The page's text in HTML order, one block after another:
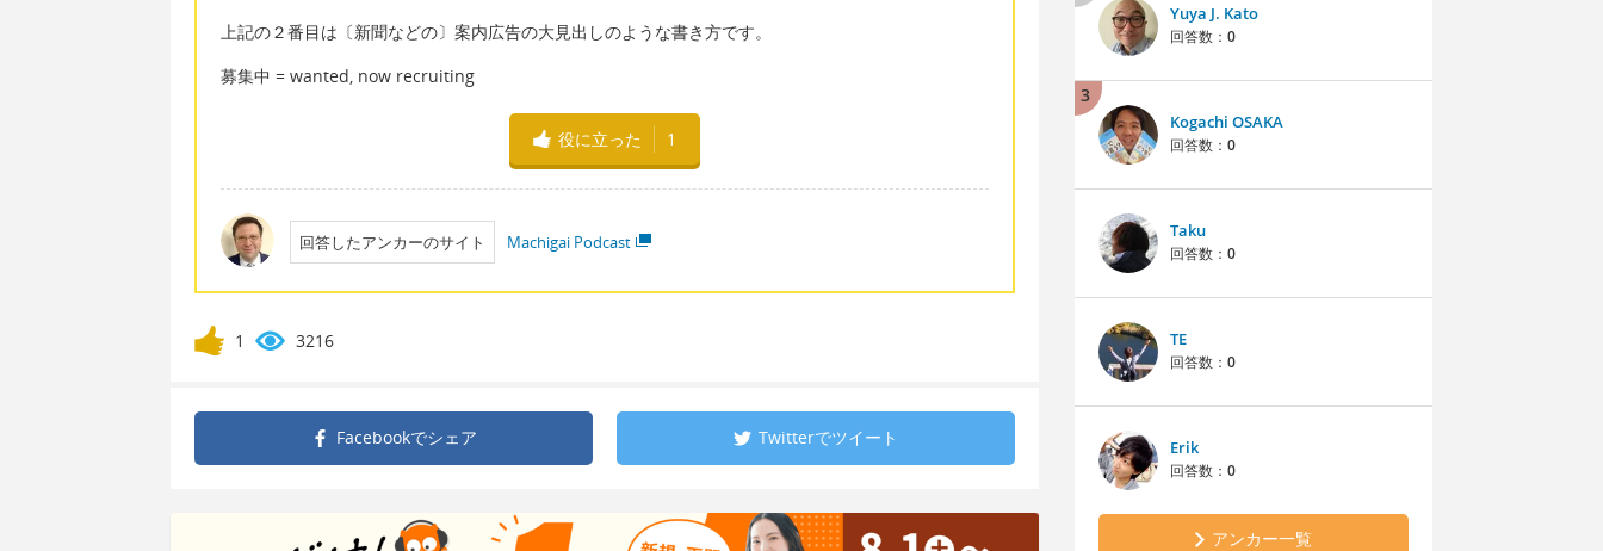
上記の２番目は〔新聞などの〕案内広告の大見出しのような書き方です。
募集中 = wanted, now recruiting
役に立った 1
回答したアンカーのサイト Machigai Podcast
1 3216
Facebookでシェア Twitterでツイート
Yuya J. Kato
回答数： 0
3
Kogachi OSAKA
回答数： 0
Taku
回答数： 0
TE
回答数： 0
Erik
回答数： 0
アンカー一覧